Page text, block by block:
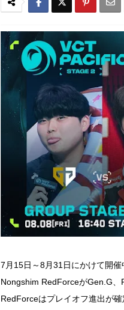
7月15日～8月31日にかけて開催
Nongshim RedForceがGen.G
RedForceはプレイオフ進出が